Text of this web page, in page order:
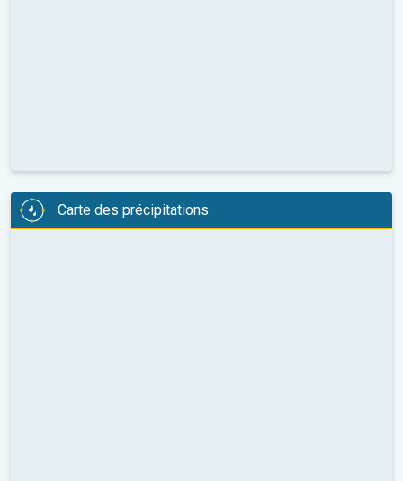
Carte des précipitations